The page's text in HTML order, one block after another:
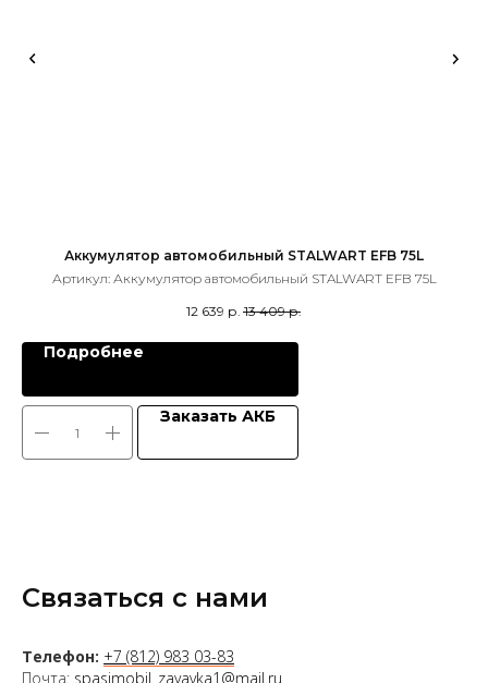
Аккумулятор автомобильный STALWART EFB 75L
Артикул: Аккумулятор автомобильный STALWART EFB 75L
12 639 р. 13 409 р.
Подробнее
Заказать АКБ
Связаться с нами
Телефон: +7 (812) 983 03-83
Почта: spasimobil_zayavka1@mail.ru